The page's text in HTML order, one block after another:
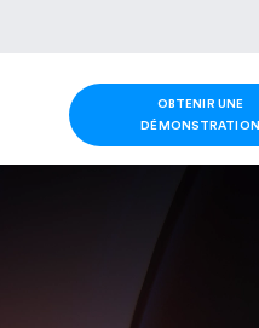
OBTENIR UNE
DÉMONSTRATION